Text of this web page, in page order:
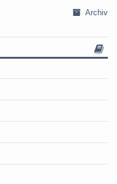
Archiv